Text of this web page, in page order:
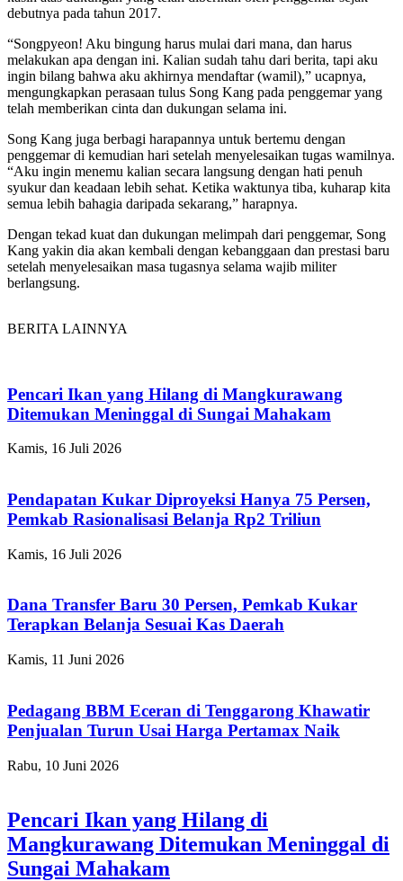
debutnya pada tahun 2017.
“Songpyeon! Aku bingung harus mulai dari mana, dan harus
melakukan apa dengan ini. Kalian sudah tahu dari berita, tapi aku
ingin bilang bahwa aku akhirnya mendaftar (wamil),” ucapnya,
mengungkapkan perasaan tulus Song Kang pada penggemar yang
telah memberikan cinta dan dukungan selama ini.
Song Kang juga berbagi harapannya untuk bertemu dengan
penggemar di kemudian hari setelah menyelesaikan tugas wamilnya.
“Aku ingin menemu kalian secara langsung dengan hati penuh
syukur dan keadaan lebih sehat. Ketika waktunya tiba, kuharap kita
semua lebih bahagia daripada sekarang,” harapnya.
Dengan tekad kuat dan dukungan melimpah dari penggemar, Song
Kang yakin dia akan kembali dengan kebanggaan dan prestasi baru
setelah menyelesaikan masa tugasnya selama wajib militer
berlangsung.
BERITA LAINNYA
Pencari Ikan yang Hilang di Mangkurawang
Ditemukan Meninggal di Sungai Mahakam
Kamis, 16 Juli 2026
Pendapatan Kukar Diproyeksi Hanya 75 Persen,
Pemkab Rasionalisasi Belanja Rp2 Triliun
Kamis, 16 Juli 2026
Dana Transfer Baru 30 Persen, Pemkab Kukar
Terapkan Belanja Sesuai Kas Daerah
Kamis, 11 Juni 2026
Pedagang BBM Eceran di Tenggarong Khawatir
Penjualan Turun Usai Harga Pertamax Naik
Rabu, 10 Juni 2026
Pencari Ikan yang Hilang di
Mangkurawang Ditemukan Meninggal di
Sungai Mahakam